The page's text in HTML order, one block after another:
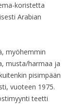
koristetta
Arabian
myöhemmin
musta/harmaa ja
pisimpään
vuoteen 1975.
teetti